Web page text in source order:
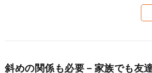
斜めの関係も必要－家族でも友